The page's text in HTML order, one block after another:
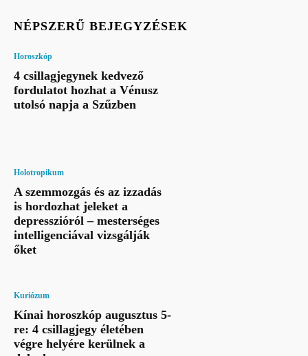
NÉPSZERŰ BEJEGYZÉSEK
Horoszkóp
4 csillagjegynek kedvező
fordulatot hozhat a Vénusz
utolsó napja a Szűzben
Holotropikum
A szemmozgás és az izzadás
is hordozhat jeleket a
depresszióról – mesterséges
intelligenciával vizsgálják
őket
Kuriózum
Kínai horoszkóp augusztus 5-
re: 4 csillagjegy életében
végre helyére kerülnek a